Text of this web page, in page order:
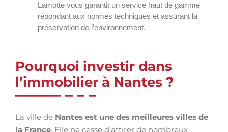
Lamotte vous garantit un service haut de gamme
répondant aux normes techniques et assurant la
préservation de l’environnement.
Pourquoi investir dans
l’immobilier à Nantes ?
La ville de Nantes est une des meilleures villes de
la France. Elle ne cesse d’attirer de nombreux